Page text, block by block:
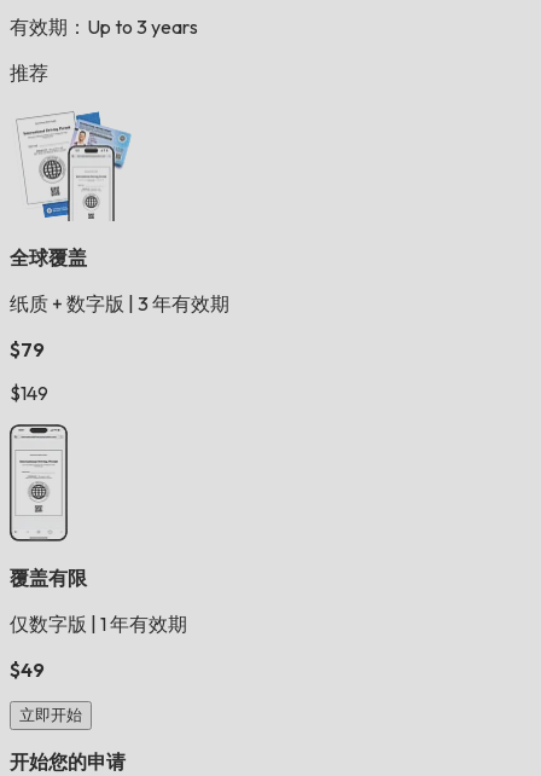
有效期：Up to 3 years
推荐
全球覆盖
纸质 + 数字版
3 年有效期
$79
$149
覆盖有限
仅数字版
1 年有效期
$49
立即开始
开始您的申请